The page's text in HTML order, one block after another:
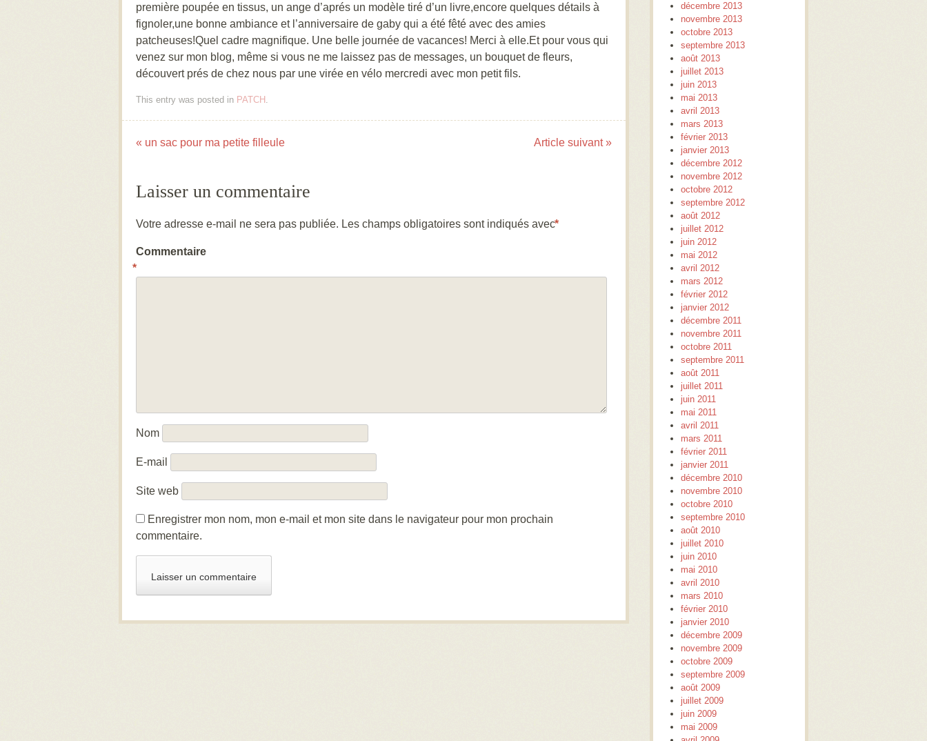
première poupée en tissus, un ange d’aprés un modèle tiré d’un livre,encore quelques détails à
fignoler,une bonne ambiance et l’anniversaire de gaby qui a été fêté avec des amies
patcheuses!Quel cadre magnifique. Une belle journée de vacances! Merci à elle.Et pour vous qui
venez sur mon blog, même si vous ne me laissez pas de messages, un bouquet de fleurs,
découvert prés de chez nous par une virée en vélo mercredi avec mon petit fils.
This entry was posted in PATCH .
Post navigation
« un sac pour ma petite filleule Article suivant»
Laisser un commentaire
Votre adresse e-mail ne sera pas publiée. Les champs obligatoires sont indiqués avec*
Commentaire
*
Nom
E-mail
Site web
Enregistrer mon nom, mon e-mail et mon site dans le navigateur pour mon prochain
commentaire.
décembre 2013
novembre 2013
octobre 2013
septembre 2013
août 2013
juillet 2013
juin 2013
mai 2013
avril 2013
mars 2013
février 2013
janvier 2013
décembre 2012
novembre 2012
octobre 2012
septembre 2012
août 2012
juillet 2012
juin 2012
mai 2012
avril 2012
mars 2012
février 2012
janvier 2012
décembre 2011
novembre 2011
octobre 2011
septembre 2011
août 2011
juillet 2011
juin 2011
mai 2011
avril 2011
mars 2011
février 2011
janvier 2011
décembre 2010
novembre 2010
octobre 2010
septembre 2010
août 2010
juillet 2010
juin 2010
mai 2010
avril 2010
mars 2010
février 2010
janvier 2010
décembre 2009
novembre 2009
octobre 2009
septembre 2009
août 2009
juillet 2009
juin 2009
mai 2009